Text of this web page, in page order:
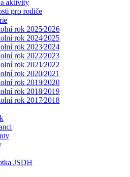
aktivity
pro rodiče
rok 2025⁄2026
rok 2024⁄2025
rok 2023⁄2024
rok 2022⁄2023
rok 2021⁄2022
rok 2020⁄2021
rok 2019⁄2020
rok 2018⁄2019
rok 2017⁄2018
JSDH